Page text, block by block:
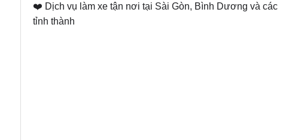
❤️ Dịch vụ làm xe tận nơi tại Sài Gòn, Bình Dương và các
tỉnh thành